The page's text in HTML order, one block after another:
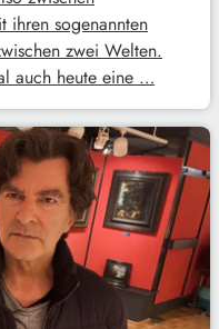
ihren sogenannten
zwei Welten.
auch heute eine …